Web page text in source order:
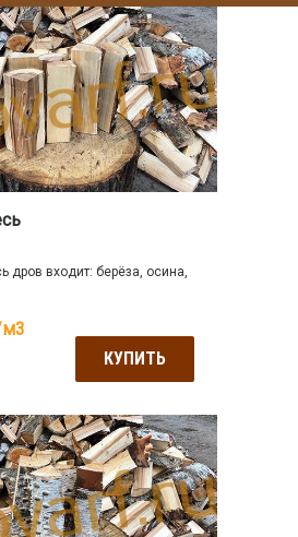
дров входит: берёза, осина,
КУПИТЬ